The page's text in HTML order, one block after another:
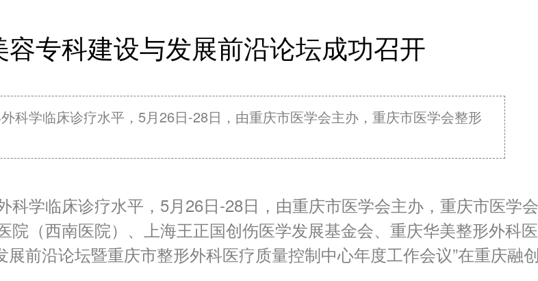
专科建设与发展前沿论坛成功召开
科学临床诊疗水平，5月26日-28日，由重庆市医学会主办，重庆市医学会整形
学临床诊疗水平，5月26日-28日，由重庆市医学会主办，重庆市医学会
院（西南医院）、上海王正国创伤医学发展基金会、重庆华美整形外科
前沿论坛暨重庆市整形外科医疗质量控制中心年度工作会议”在重庆融